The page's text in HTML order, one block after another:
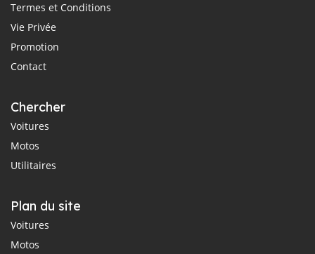
Termes et Conditions
Vie Privée
Promotion
Contact
Chercher
Voitures
Motos
Utilitaires
Plan du site
Voitures
Motos